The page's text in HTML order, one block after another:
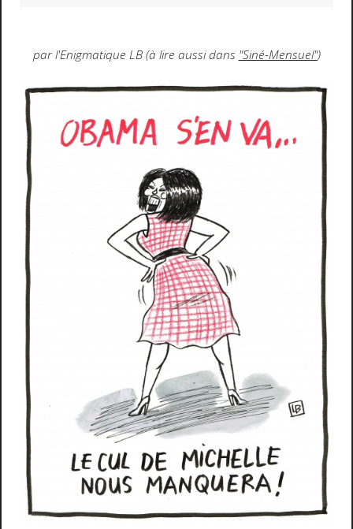
par l'Enigmatique LB (à lire aussi dans "Siné-Mensuel")